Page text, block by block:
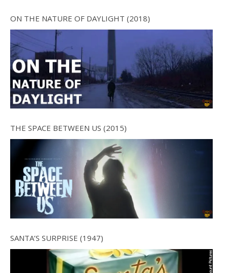
ON THE NATURE OF DAYLIGHT (2018)
THE SPACE BETWEEN US (2015)
SANTA’S SURPRISE (1947)